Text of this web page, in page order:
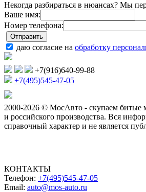
Некогда разбираться в нюансах? Мы
Ваше имя:
Номер телефона:
даю согласие на обработку
+7(916)640-99-88
+7(495)545-47-05
2000-2026 © МосАвто - скупаем битые
и российского производства. Вся
справочный характер и не является
КОНТАКТЫ
Телефон: +7(495)545-47-05
Email: auto@mos-auto.ru